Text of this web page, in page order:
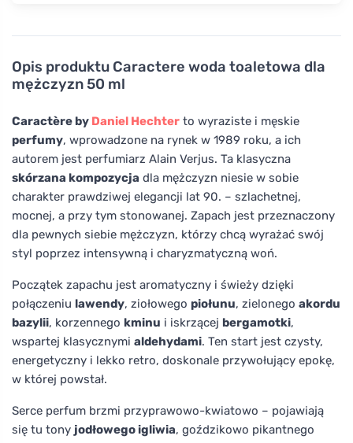
Opis produktu Caractere woda toaletowa dla
mężczyzn 50 ml
Caractère by Daniel Hechter to wyraziste i męskie
perfumy, wprowadzone na rynek w 1989 roku, a ich
autorem jest perfumiarz Alain Verjus. Ta klasyczna
skórzana kompozycja dla mężczyzn niesie w sobie
charakter prawdziwej elegancji lat 90. – szlachetnej,
mocnej, a przy tym stonowanej. Zapach jest przeznaczony
dla pewnych siebie mężczyzn, którzy chcą wyrażać swój
styl poprzez intensywną i charyzmatyczną woń.
Początek zapachu jest aromatyczny i świeży dzięki
połączeniu lawendy, ziołowego piołunu, zielonego akordu
bazylii, korzennego kminu i iskrzącej bergamotki,
wspartej klasycznymi aldehydami. Ten start jest czysty,
energetyczny i lekko retro, doskonale przywołujący epokę,
w której powstał.
Serce perfum brzmi przyprawowo-kwiatowo – pojawiają
się tu tony jodłowego igliwia, goździkowo pikantnego